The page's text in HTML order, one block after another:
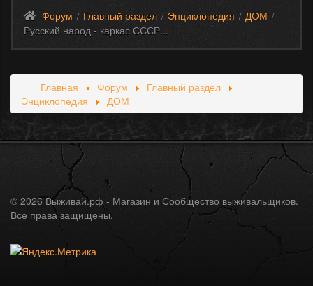
Форум / Главный раздел / Энциклопедия / ДОМ /
Русский народ - каркас СССР...
Главная Форум
Главный раздел
Энциклопедия
ДОМ
© 2026 Выживай.рф - Магазин и Сообщество выживальщиков.
Все права защищены.